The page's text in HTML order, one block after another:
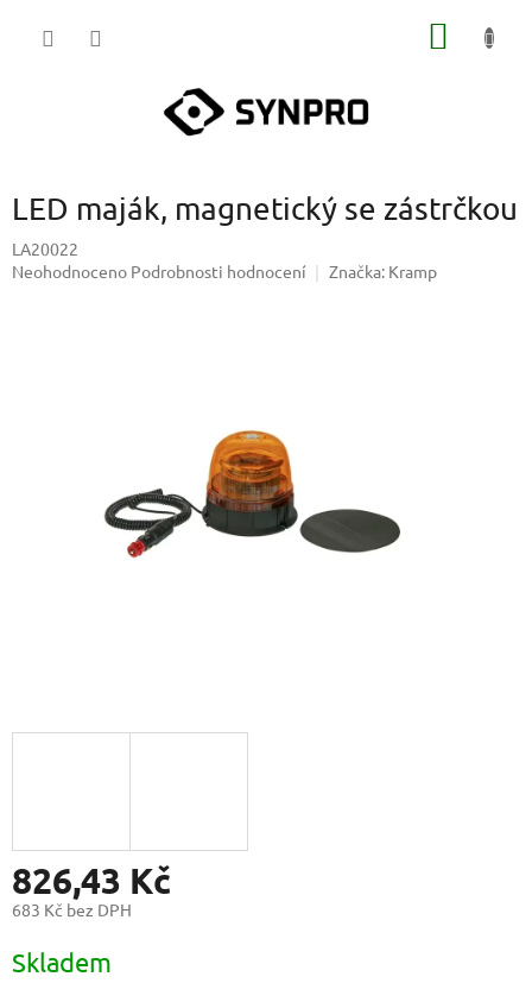
LED maják, magnetický se zástrčkou
LA20022
Průměrné
Neohodnoceno Podrobnosti hodnocení Značka: Kramp
826,43 Kč
683 Kč bez DPH
cena:
Skladem